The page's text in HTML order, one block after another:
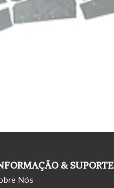
& SUPORTE
Nós